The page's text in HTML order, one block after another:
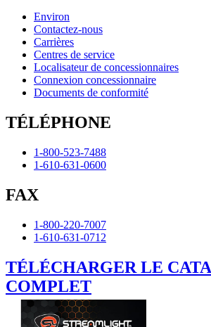
Environ
Contactez-nous
Carrières
Centres de service
Localisateur de concessionnaires
Connexion concessionnaire
Documents de conformité
TÉLÉPHONE
1-800-523-7488
1-610-631-0600
FAX
1-800-220-7007
1-610-631-0712
TÉLÉCHARGER LE
COMPLET